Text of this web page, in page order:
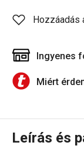
Hozzáadás
Ingyenes
Miért
Leírás és